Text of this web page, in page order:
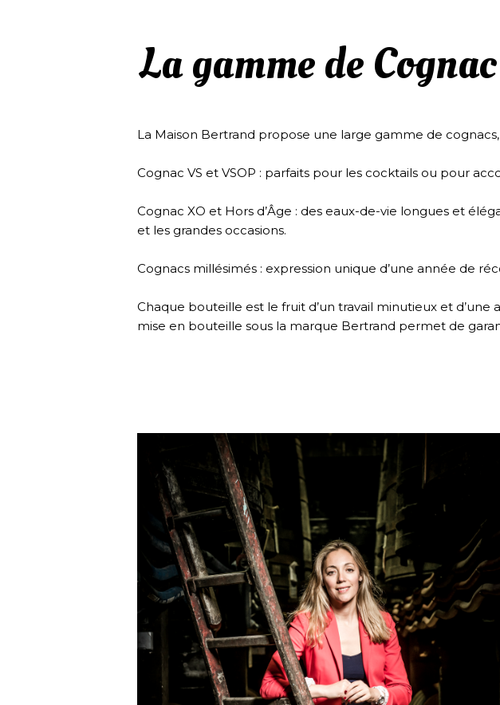
La gamme de
La Maison Bertrand propose une large gamme de
Cognac VS et VSOP : parfaits pour les cocktails ou pour
Cognac XO et Hors d’Âge : des eaux-de-vie longues et
et les grandes occasions.
Cognacs millésimés : expression unique d’une année de
Chaque bouteille est le fruit d’un travail minutieux et
mise en bouteille sous la marque Bertrand permet de